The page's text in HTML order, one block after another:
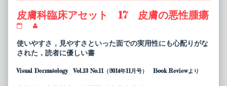
皮膚科臨床アセット 17 皮膚の悪性腫瘍
科
臨
床
セ
posts
by
the
of
使いやすさ，見やすさといった面での実用性にも心配りがな
された，読者に優しい書
Visual Dermatology Vol.13 No.11（2014年11月号） Book Reviewより